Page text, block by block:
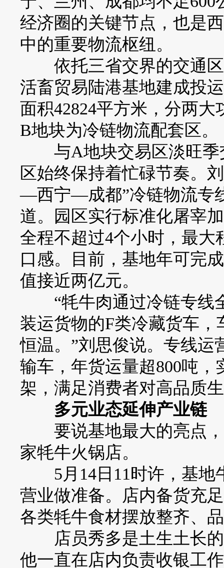
经济圈的关键节点，也是
中的重要物流枢纽。
依托三省交界的交通区
活畜贸易陆港基地建成投
面积42824平方米，分两
B地块为冷链物流配套区。
与A地块交易区淡旺季
区始终保持着忙碌节奏。
—西宁—成都”冷链物流专
道。园区实行标准化屠宰
全程不超过4个小时，最
口感。目前，基地年可完
值接近两亿元。
“牦牛肉通过冷链专线
装运货物的F类冷藏货车
恒温。”刘思俊说。专线运
输车，年货运量超800吨
架，满足消费者对高品质
多元业态延伸产业链
要说基地最大的亮点，
家牦牛火锅店。
5月14日11时许，基地
营业做准备。店内备货充
各类牦牛食材摆放整齐、
店员秀多是土生土长的
他一直在店内负责收银工